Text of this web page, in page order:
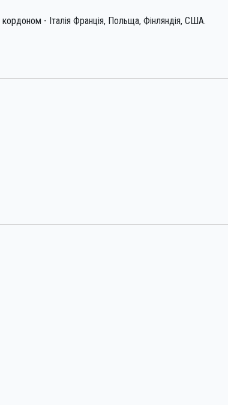
кордоном - Італія Франція, Польща, Фінляндія, США.